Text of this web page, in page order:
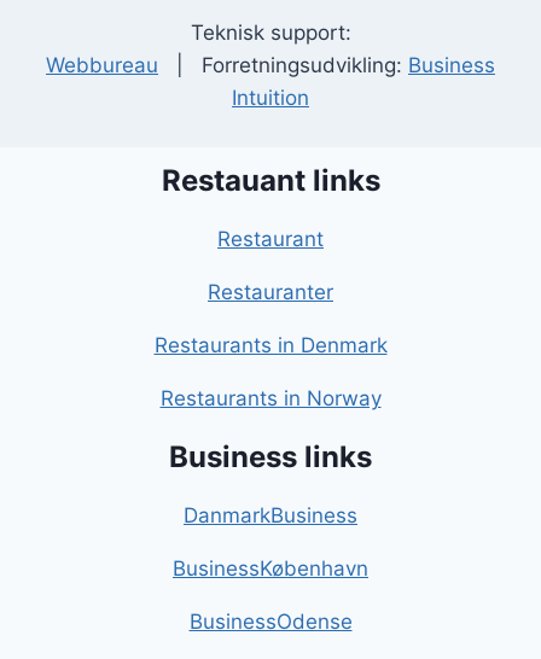
Teknisk support:
Webbureau | Forretningsudvikling: Business
Intuition
Restauant links
Restaurant
Restauranter
Restaurants in Denmark
Restaurants in Norway
Business links
DanmarkBusiness
BusinessKøbenhavn
BusinessOdense